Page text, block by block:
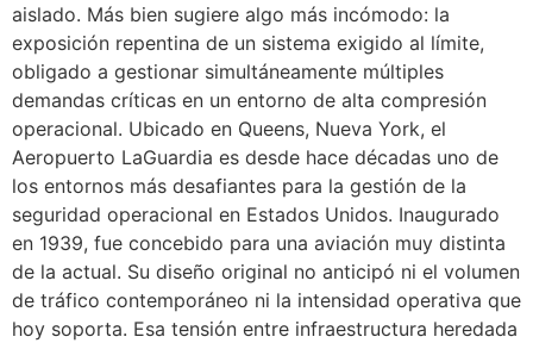
aislado. Más bien sugiere algo más incómodo: la
exposición repentina de un sistema exigido al límite,
obligado a gestionar simultáneamente múltiples
demandas críticas en un entorno de alta compresión
operacional. Ubicado en Queens, Nueva York, el
Aeropuerto LaGuardia es desde hace décadas uno de
los entornos más desafiantes para la gestión de la
seguridad operacional en Estados Unidos. Inaugurado
en 1939, fue concebido para una aviación muy distinta
de la actual. Su diseño original no anticipó ni el volumen
de tráfico contemporáneo ni la intensidad operativa que
hoy soporta. Esa tensión entre infraestructura heredada